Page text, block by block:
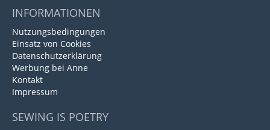
INFORMATIONEN
Nutzungsbedingungen
Einsatz von Cookies
Datenschutzerklärung
Werbung bei Anne
Kontakt
Impressum
SEWING IS POETRY